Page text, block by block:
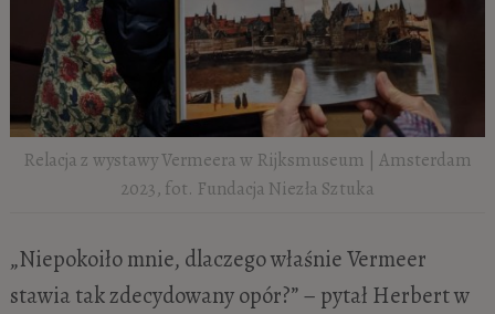
Relacja z wystawy Vermeera w Rijksmuseum | Amsterdam
2023, fot. Fundacja Niezła Sztuka
„Niepokoiło mnie, dlaczego właśnie Vermeer
stawia tak zdecydowany opór?” – pytał Herbert w